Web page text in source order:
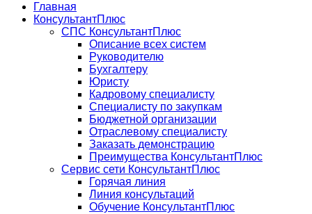
Главная
КонсультантПлюс
СПС КонсультантПлюс
Описание всех систем
Руководителю
Бухгалтеру
Юристу
Кадровому специалисту
Специалисту по закупкам
Бюджетной организации
Отраслевому специалисту
Заказать демонстрацию
Преимущества КонсультантПлюс
Сервис сети КонсультантПлюс
Горячая линия
Линия консультаций
Обучение КонсультантПлюс